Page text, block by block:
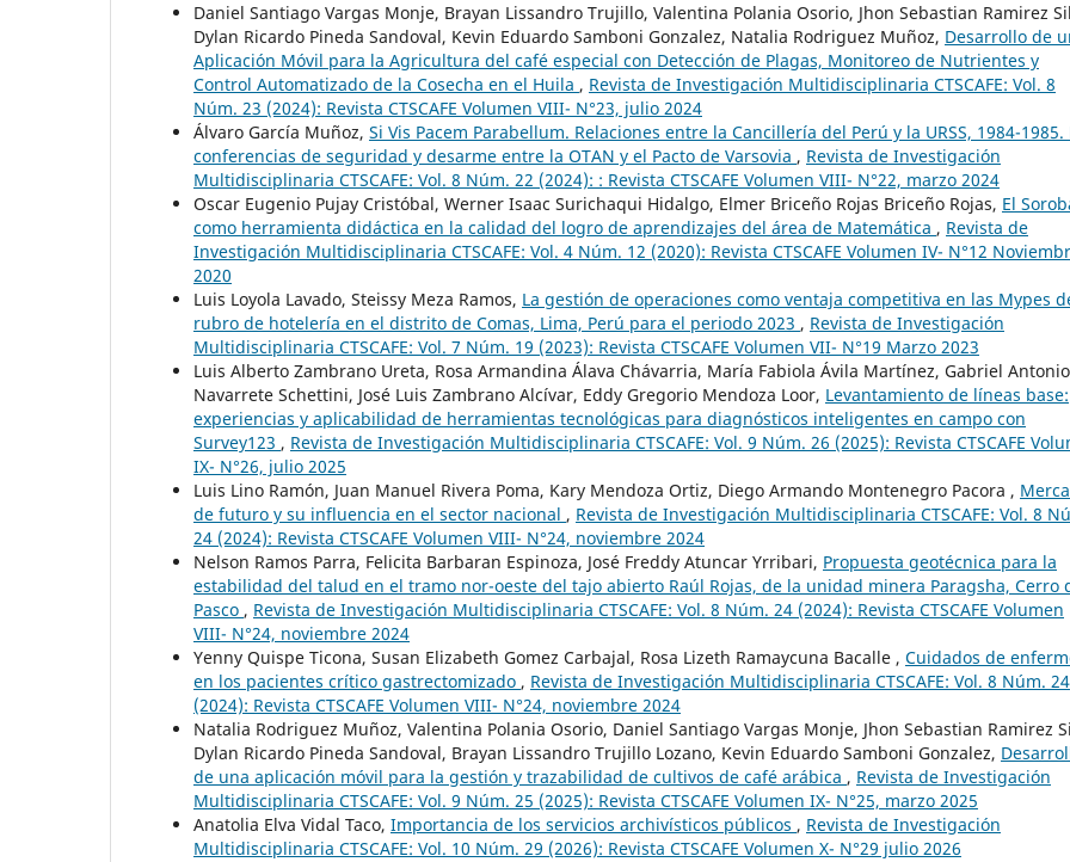
Daniel Santiago Vargas Monje, Brayan Lissandro Trujillo, Valentina Polania Osorio, Jhon Sebastian Ramirez
Dylan Ricardo Pineda Sandoval, Kevin Eduardo Samboni Gonzalez, Natalia Rodriguez Muñoz, Desarrollo de
Aplicación Móvil para la Agricultura del café especial con Detección de Plagas, Monitoreo de Nutrientes y
Control Automatizado de la Cosecha en el Huila , Revista de Investigación Multidisciplinaria CTSCAFE: Vol. 8
Núm. 23 (2024): Revista CTSCAFE Volumen VIII- N°23, julio 2024
Álvaro García Muñoz, Si Vis Pacem Parabellum. Relaciones entre la Cancillería del Perú y la URSS, 1984-1985.
conferencias de seguridad y desarme entre la OTAN y el Pacto de Varsovia , Revista de Investigación
Multidisciplinaria CTSCAFE: Vol. 8 Núm. 22 (2024): : Revista CTSCAFE Volumen VIII- N°22, marzo 2024
Oscar Eugenio Pujay Cristóbal, Werner Isaac Surichaqui Hidalgo, Elmer Briceño Rojas Briceño Rojas, El
como herramienta didáctica en la calidad del logro de aprendizajes del área de Matemática , Revista de
Investigación Multidisciplinaria CTSCAFE: Vol. 4 Núm. 12 (2020): Revista CTSCAFE Volumen IV- N°12
2020
Luis Loyola Lavado, Steissy Meza Ramos, La gestión de operaciones como ventaja competitiva en las Mypes
rubro de hotelería en el distrito de Comas, Lima, Perú para el periodo 2023 , Revista de Investigación
Multidisciplinaria CTSCAFE: Vol. 7 Núm. 19 (2023): Revista CTSCAFE Volumen VII- N°19 Marzo 2023
Luis Alberto Zambrano Ureta, Rosa Armandina Álava Chávarria, María Fabiola Ávila Martínez, Gabriel Antonio
Navarrete Schettini, José Luis Zambrano Alcívar, Eddy Gregorio Mendoza Loor, Levantamiento de líneas base:
experiencias y aplicabilidad de herramientas tecnológicas para diagnósticos inteligentes en campo con
Survey123 , Revista de Investigación Multidisciplinaria CTSCAFE: Vol. 9 Núm. 26 (2025): Revista CTSCAFE
IX- N°26, julio 2025
Luis Lino Ramón, Juan Manuel Rivera Poma, Kary Mendoza Ortiz, Diego Armando Montenegro Pacora ,
de futuro y su influencia en el sector nacional , Revista de Investigación Multidisciplinaria CTSCAFE: Vol. 8
24 (2024): Revista CTSCAFE Volumen VIII- N°24, noviembre 2024
Nelson Ramos Parra, Felicita Barbaran Espinoza, José Freddy Atuncar Yrribari, Propuesta geotécnica para la
estabilidad del talud en el tramo nor-oeste del tajo abierto Raúl Rojas, de la unidad minera Paragsha, Cerro
Pasco , Revista de Investigación Multidisciplinaria CTSCAFE: Vol. 8 Núm. 24 (2024): Revista CTSCAFE Volumen
VIII- N°24, noviembre 2024
Yenny Quispe Ticona, Susan Elizabeth Gomez Carbajal, Rosa Lizeth Ramaycuna Bacalle , Cuidados de
en los pacientes crítico gastrectomizado , Revista de Investigación Multidisciplinaria CTSCAFE: Vol. 8 Núm. 24
(2024): Revista CTSCAFE Volumen VIII- N°24, noviembre 2024
Natalia Rodriguez Muñoz, Valentina Polania Osorio, Daniel Santiago Vargas Monje, Jhon Sebastian Ramirez
Dylan Ricardo Pineda Sandoval, Brayan Lissandro Trujillo Lozano, Kevin Eduardo Samboni Gonzalez,
de una aplicación móvil para la gestión y trazabilidad de cultivos de café arábica , Revista de Investigación
Multidisciplinaria CTSCAFE: Vol. 9 Núm. 25 (2025): Revista CTSCAFE Volumen IX- N°25, marzo 2025
Anatolia Elva Vidal Taco, Importancia de los servicios archivísticos públicos , Revista de Investigación
Multidisciplinaria CTSCAFE: Vol. 10 Núm. 29 (2026): Revista CTSCAFE Volumen X- N°29 julio 2026